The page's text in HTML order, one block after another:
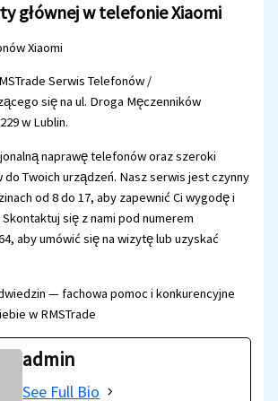
głównej w telefonie Xiaomi
Serwis Telefonów /
się na ul. Droga Męczenników
w Lublin.
naprawę telefonów oraz szeroki
Twoich urządzeń. Nasz serwis jest czynny
od 8 do 17, aby zapewnić Ci wygodę i
się z nami pod numerem
aby umówić się na wizytę lub uzyskać
— fachowa pomoc i konkurencyjne
w RMSTrade
admin
See Full Bio